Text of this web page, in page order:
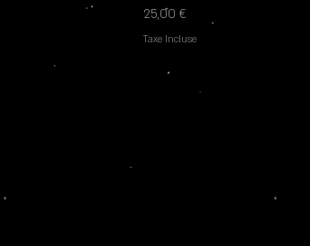
Prix
25,00 €
Taxe Incluse